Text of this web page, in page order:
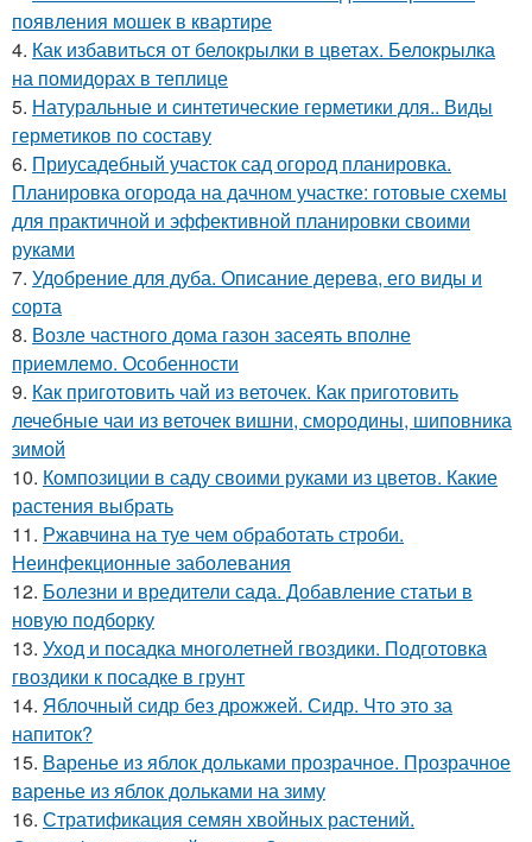
появления мошек в квартире
4. Как избавиться от белокрылки в цветах. Белокрылка
на помидорах в теплице
5. Натуральные и синтетические герметики для.. Виды
герметиков по составу
6. Приусадебный участок сад огород планировка.
Планировка огорода на дачном участке: готовые схемы
для практичной и эффективной планировки своими
руками
7. Удобрение для дуба. Описание дерева, его виды и
сорта
8. Возле частного дома газон засеять вполне
приемлемо. Особенности
9. Как приготовить чай из веточек. Как приготовить
лечебные чаи из веточек вишни, смородины, шиповника
зимой
10. Композиции в саду своими руками из цветов. Какие
растения выбрать
11. Ржавчина на туе чем обработать строби.
Неинфекционные заболевания
12. Болезни и вредители сада. Добавление статьи в
новую подборку
13. Уход и посадка многолетней гвоздики. Подготовка
гвоздики к посадке в грунт
14. Яблочный сидр без дрожжей. Сидр. Что это за
напиток?
15. Варенье из яблок дольками прозрачное. Прозрачное
варенье из яблок дольками на зиму
16. Стратификация семян хвойных растений.